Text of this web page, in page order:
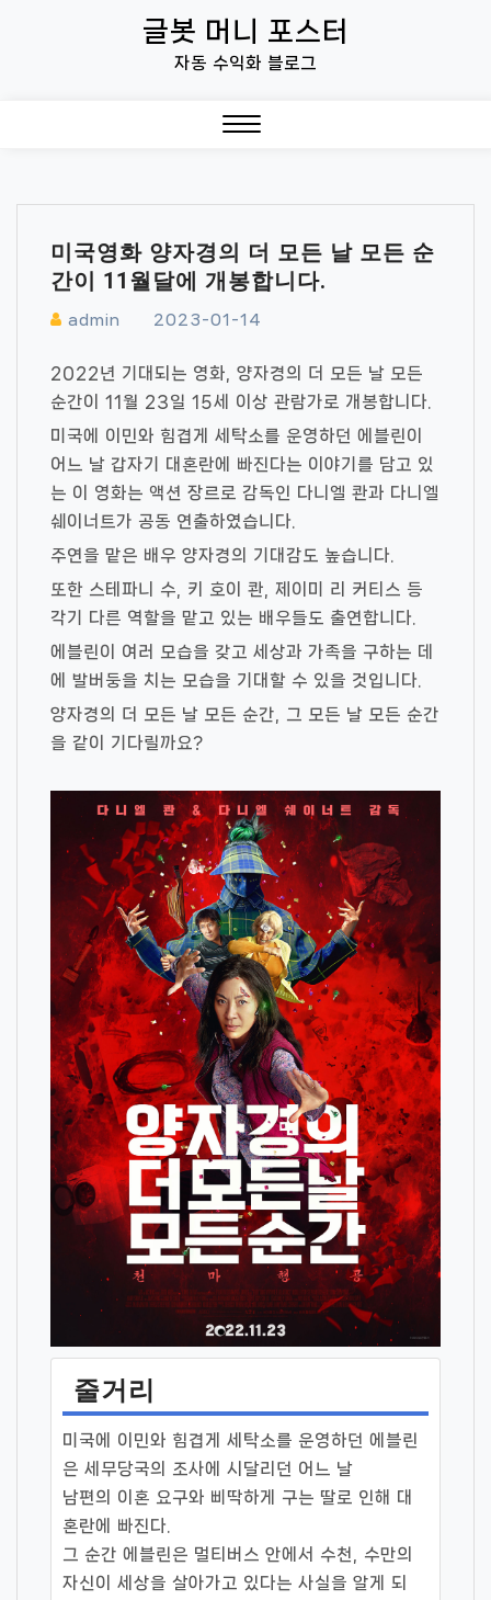
글봇 머니 포스터
자동 수익화 블로그
미국영화 양자경의 더 모든 날 모든 순
간이 11월달에 개봉합니다.
admin 2023-01-14
2022년 기대되는 영화, 양자경의 더 모든 날 모든
순간이 11월 23일 15세 이상 관람가로 개봉합니다.
미국에 이민와 힘겹게 세탁소를 운영하던 에블린이
어느 날 갑자기 대혼란에 빠진다는 이야기를 담고 있
는 이 영화는 액션 장르로 감독인 다니엘 콴과 다니엘
쉐이너트가 공동 연출하였습니다.
주연을 맡은 배우 양자경의 기대감도 높습니다.
또한 스테파니 수, 키 호이 콴, 제이미 리 커티스 등
각기 다른 역할을 맡고 있는 배우들도 출연합니다.
에블린이 여러 모습을 갖고 세상과 가족을 구하는 데
에 발버둥을 치는 모습을 기대할 수 있을 것입니다.
양자경의 더 모든 날 모든 순간, 그 모든 날 모든 순간
을 같이 기다릴까요?
줄거리
미국에 이민와 힘겹게 세탁소를 운영하던 에블린
은 세무당국의 조사에 시달리던 어느 날
남편의 이혼 요구와 삐딱하게 구는 딸로 인해 대
혼란에 빠진다.
그 순간 에블린은 멀티버스 안에서 수천, 수만의
자신이 세상을 살아가고 있다는 사실을 알게 되